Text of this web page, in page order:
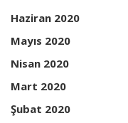
Haziran 2020
Mayıs 2020
Nisan 2020
Mart 2020
Şubat 2020